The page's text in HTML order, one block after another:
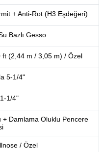
+ Anti-Rot (H3 Eşdeğeri)
Bazlı Gesso
ft (2,44 m / 3,05 m) / Özel
5-1/4"
1/4"
+ Damlama Oluklu Pencere
/ Özel